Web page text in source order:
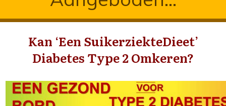
Kan ‘Een SuikerziekteDieet’
Diabetes Type 2Omkeren?